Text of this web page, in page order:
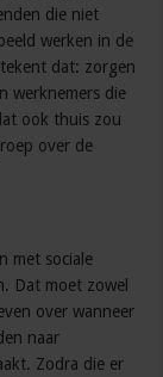
die niet
werken in de
dat: zorgen
werknemers die
ook thuis zou
over de
met sociale
Dat moet zowel
over wanneer
naar
Zodra die er